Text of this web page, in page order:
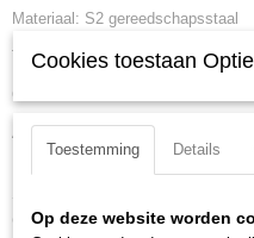
EAN code
Productcode leverancier
Materiaal: S2 gereedschapsstaal
Totale lengte: 30 mm
Grootte: PH 4
Aandrijfgrootte: 5/16 inch
DIN ISO: DIN 3126 / ISO 1173
Ook interessant
Cookies toestaan
Toestemming Details
Op deze website worden